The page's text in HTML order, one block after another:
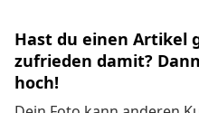
Hast du einen Artikel
zufrieden damit?
hoch!